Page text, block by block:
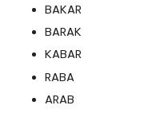
BAKAR
BARAK
KABAR
RABA
ARAB